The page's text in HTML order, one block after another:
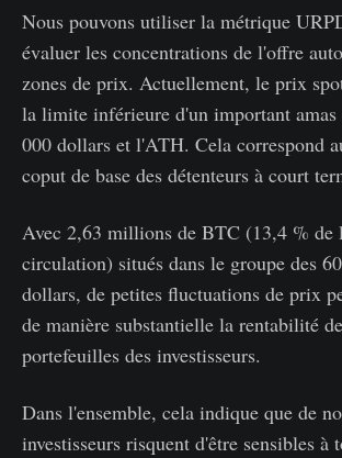
Nous pouvons utiliser la métrique
évaluer les concentrations de l'offre
zones de prix. Actuellement, le prix
la limite inférieure d'un important
000 dollars et l'ATH. Cela correspond
coput de base des détenteurs à court
Avec 2,63 millions de BTC (13,4 % de
circulation) situés dans le groupe des
dollars, de petites fluctuations de prix
de manière substantielle la rentabilité
portefeuilles des investisseurs.
Dans l'ensemble, cela indique que de
investisseurs risquent d'être sensibles à